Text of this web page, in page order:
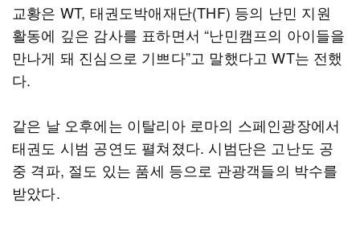
교황은 WT, 태권도박애재단(THF) 등의 난민 지원
활동에 깊은 감사를 표하면서 “난민캠프의 아이들을
만나게 돼 진심으로 기쁘다”고 말했다고 WT는 전했
다.
같은 날 오후에는 이탈리아 로마의 스페인광장에서
태권도 시범 공연도 펼쳐졌다. 시범단은 고난도 공
중 격파, 절도 있는 품세 등으로 관광객들의 박수를
받았다.